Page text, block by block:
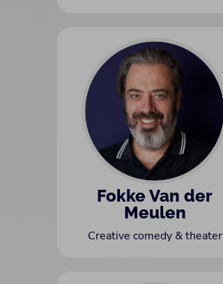
Fokke Van der
Meulen
Creative comedy & theater